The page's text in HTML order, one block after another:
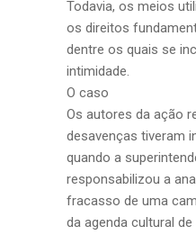
Todavia, os meios
os direitos
dentre os quais se
intimidade.
O caso
Os autores da ação
desavenças tiveram
quando a
responsabilizou a
fracasso de uma
da agenda cultural